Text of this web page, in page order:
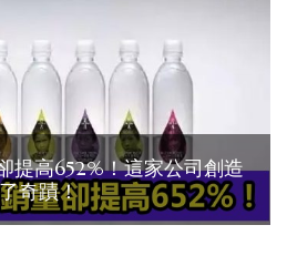
提高652%！這家公司創造
了奇蹟！